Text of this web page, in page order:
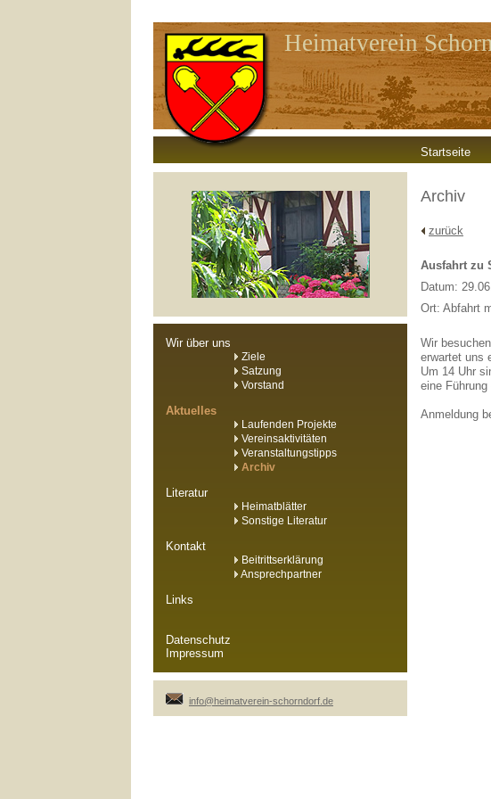
Heimatverein
Startseite
Wir über uns
Ziele
Satzung
Vorstand
Aktuelles
Laufenden Projekte
Vereinsaktivitäten
Veranstaltungstipps
Archiv
Literatur
Heimatblätter
Sonstige Literatur
Kontakt
Beitrittserklärung
Ansprechpartner
Links
Datenschutz
Impressum
info@heimatverein-schorndorf.de
Archiv
zurück
Ausfahrt zu
Datum:
Ort: Abfahrt
Wir
erwartet uns
Um 14 Uhr
eine
Anmeldung